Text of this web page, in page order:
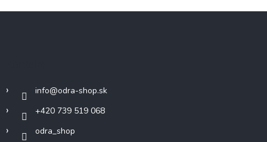
info@odra-shop.sk
+420 739 519 068
odra_shop